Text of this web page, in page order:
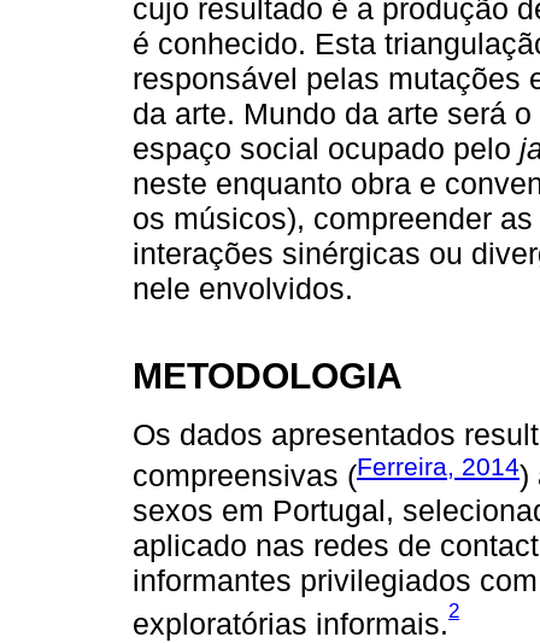
cujo resultado é a produção
é conhecido. Esta
responsável pelas mutações
da arte. Mundo da arte será
espaço social ocupado pelo
neste enquanto obra e
os músicos), compreender
interações sinérgicas ou
nele envolvidos.
METODOLOGIA
Os dados apresentados
compreensivas (Ferreira, 2014)
sexos em Portugal,
aplicado nas redes de
informantes privilegiados
exploratórias informais.2